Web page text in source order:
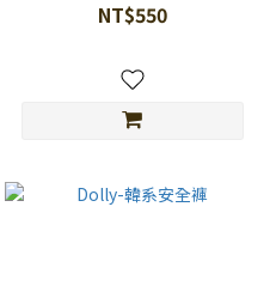
NT$550